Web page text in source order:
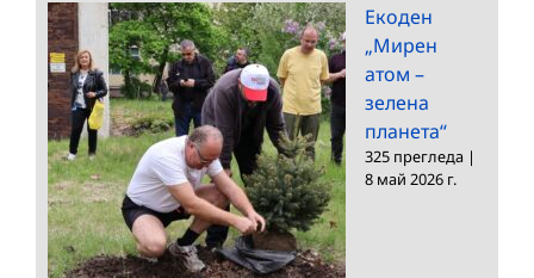
„Мирен
атом –
зелена
планета“
325 прегледа
8 май 2026 г.